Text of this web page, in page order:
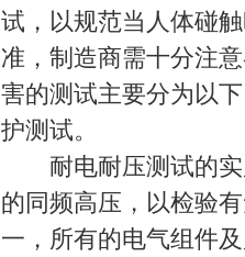
试，以规范当人体碰
准，制造商需十分注
害的测试主要分为以
护测试。
耐电耐压测试的实
的同频高压，以检验
一，所有的电气组件